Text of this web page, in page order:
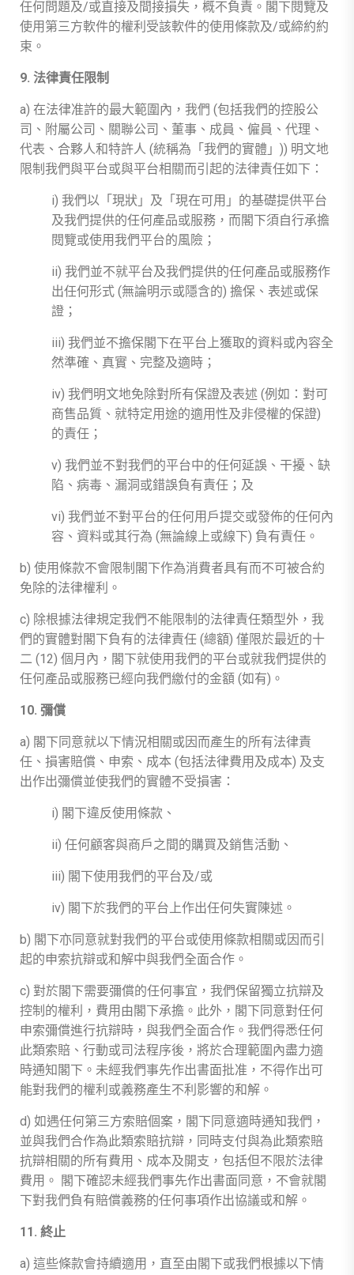
任何問題及/或直接及間接損失，概不負責。閣下閱覽及
使用第三方軟件的權利受該軟件的使用條款及/或締約約
束。
9. 法律責任限制
a) 在法律准許的最大範圍內，我們 (包括我們的控股公
司、附屬公司、關聯公司、董事、成員、僱員、代理、
代表、合夥人和特許人 (統稱為「我們的實體」)) 明文地
限制我們與平台或與平台相關而引起的法律責任如下：
i) 我們以「現狀」及「現在可用」的基礎提供平台
及我們提供的任何產品或服務，而閣下須自行承擔
閱覽或使用我們平台的風險；
ii) 我們並不就平台及我們提供的任何產品或服務作
出任何形式 (無論明示或隱含的) 擔保、表述或保
證；
iii) 我們並不擔保閣下在平台上獲取的資料或內容全
然準確、真實、完整及適時；
iv) 我們明文地免除對所有保證及表述 (例如：對可
商售品質、就特定用途的適用性及非侵權的保證)
的責任；
v) 我們並不對我們的平台中的任何延誤、干擾、缺
陷、病毒、漏洞或錯誤負有責任；及
vi) 我們並不對平台的任何用戶提交或發佈的任何內
容、資料或其行為 (無論線上或線下) 負有責任。
b) 使用條款不會限制閣下作為消費者具有而不可被合約
免除的法律權利。
c) 除根據法律規定我們不能限制的法律責任類型外，我
們的實體對閣下負有的法律責任 (總額) 僅限於最近的十
二 (12) 個月內，閣下就使用我們的平台或就我們提供的
任何產品或服務已經向我們繳付的金額 (如有)。
10. 彌償
a) 閣下同意就以下情況相關或因而產生的所有法律責
任、損害賠償、申索、成本 (包括法律費用及成本) 及支
出作出彌償並使我們的實體不受損害：
i) 閣下違反使用條款、
ii) 任何顧客與商戶之間的購買及銷售活動、
iii) 閣下使用我們的平台及/或
iv) 閣下於我們的平台上作出任何失實陳述。
b) 閣下亦同意就對我們的平台或使用條款相關或因而引
起的申索抗辯或和解中與我們全面合作。
c) 對於閣下需要彌償的任何事宜，我們保留獨立抗辯及
控制的權利，費用由閣下承擔。此外，閣下同意對任何
申索彌償進行抗辯時，與我們全面合作。我們得悉任何
此類索賠、行動或司法程序後，將於合理範圍內盡力適
時通知閣下。未經我們事先作出書面批准，不得作出可
能對我們的權利或義務產生不利影響的和解。
d) 如遇任何第三方索賠個案，閣下同意適時通知我們，
並與我們合作為此類索賠抗辯，同時支付與為此類索賠
抗辯相關的所有費用、成本及開支，包括但不限於法律
費用。 閣下確認未經我們事先作出書面同意，不會就閣
下對我們負有賠償義務的任何事項作出協議或和解。
11. 終止
a) 這些條款會持續適用，直至由閣下或我們根據以下情